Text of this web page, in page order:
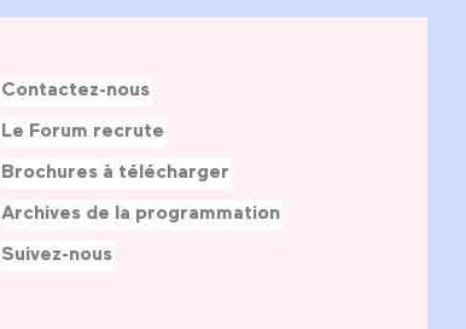
Contactez-nous
Le Forum recrute
Brochures à télécharger
Archives de la programmation
Suivez-nous